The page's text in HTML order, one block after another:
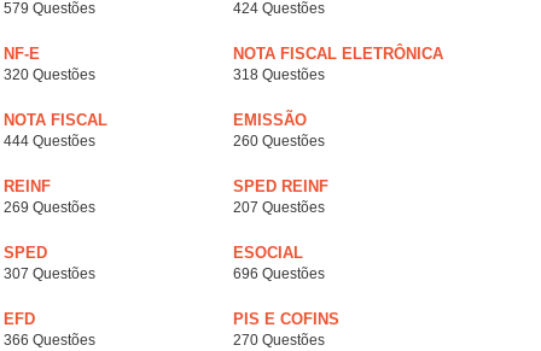
579 Questões 424 Questões
NF-E
320 Questões
NOTA FISCAL ELETRÔNICA
318 Questões
NOTA FISCAL
444 Questões
EMISSÃO
260 Questões
REINF
269 Questões
SPED REINF
207 Questões
SPED
307 Questões
ESOCIAL
696 Questões
EFD
366 Questões
PIS E COFINS
270 Questões